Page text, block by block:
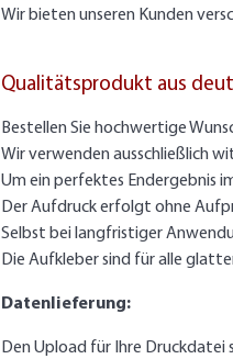
Wir bieten unseren Kunden
Qualitätsprodukt aus
Bestellen Sie hochwertige
Wir verwenden ausschließlich
Um ein perfektes Endergebnis
Der Aufdruck erfolgt ohne
Selbst bei langfristiger
Die Aufkleber sind für alle
Datenlieferung:
Den Upload für Ihre Druckdatei